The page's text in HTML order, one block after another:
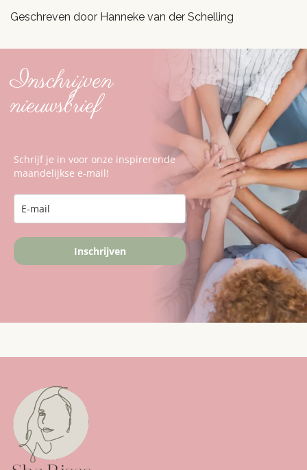
Geschreven door Hanneke van der Schelling
Inschrijven
nieuwsbrief
Schrijf je in voor onze inspirerende
maandelijkse e-mail!
Inschrijven